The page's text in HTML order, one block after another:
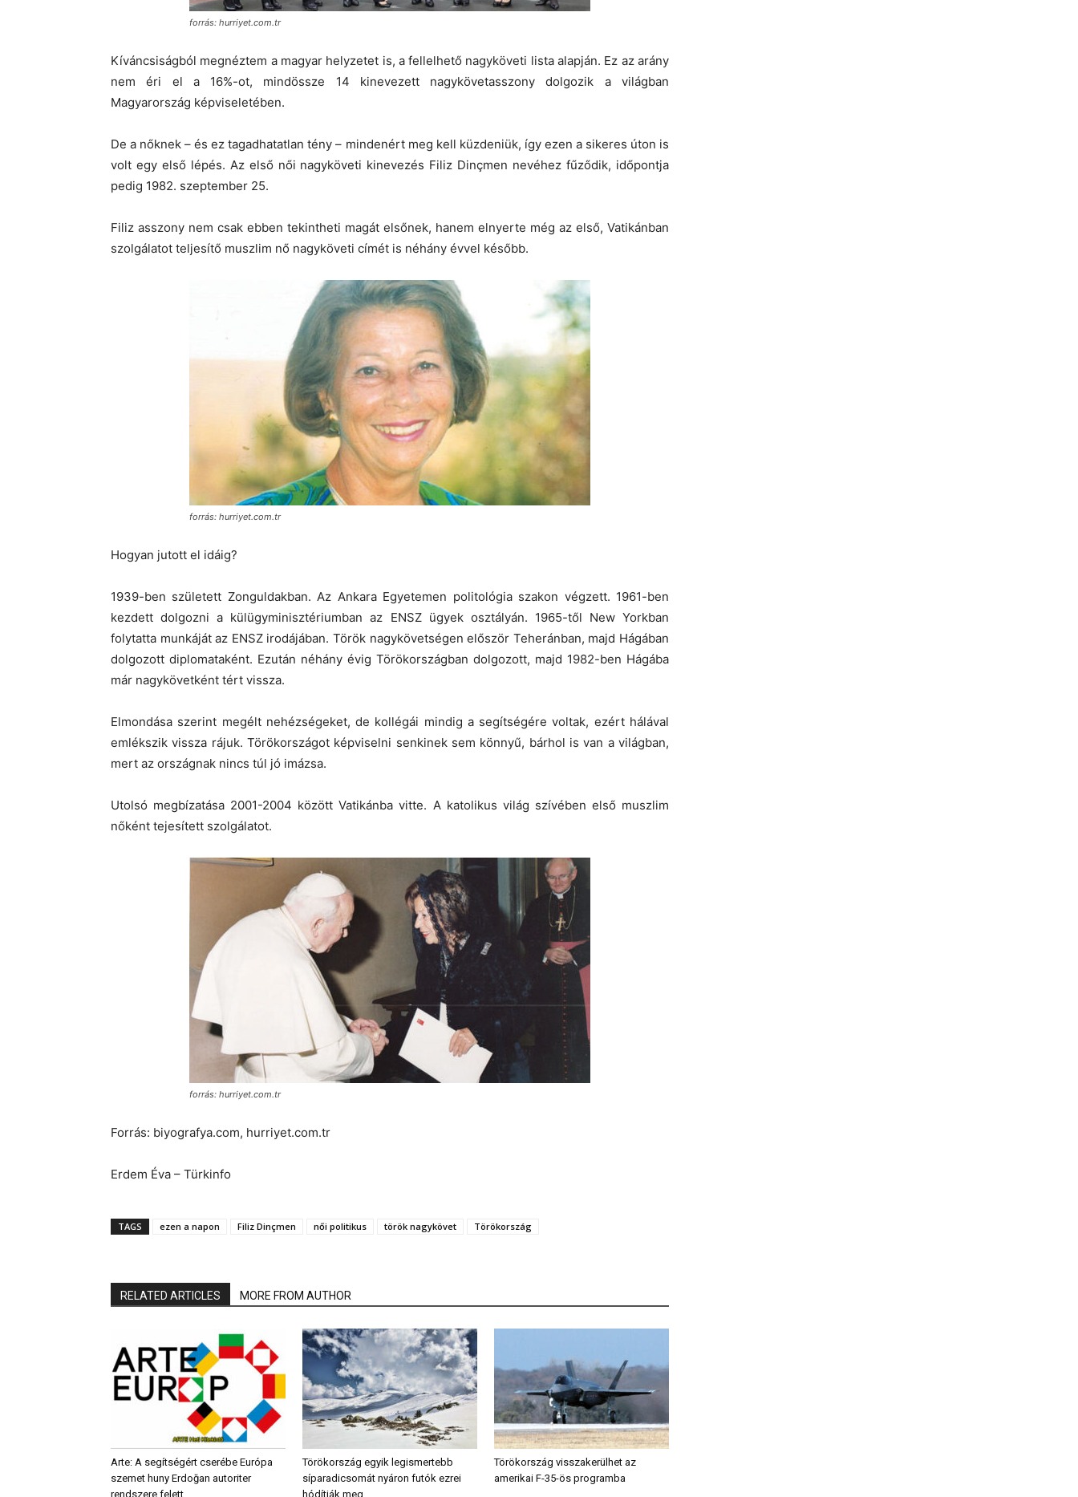
forrás: hurriyet.com.tr
Kíváncsiságból megnéztem a magyar helyzetet is, a fellelhető nagyköveti lista alapján. Ez az arány
nem éri el a 16%-ot, mindössze 14 kinevezett nagykövetasszony dolgozik a világban
Magyarország képviseletében.
De a nőknek – és ez tagadhatatlan tény – mindenért meg kell küzdeniük, így ezen a sikeres úton is
volt egy első lépés. Az első női nagyköveti kinevezés Filiz Dinçmen nevéhez fűződik, időpontja
pedig 1982. szeptember 25.
Filiz asszony nem csak ebben tekintheti magát elsőnek, hanem elnyerte még az első, Vatikánban
szolgálatot teljesítő muszlim nő nagyköveti címét is néhány évvel később.
forrás: hurriyet.com.tr
Hogyan jutott el idáig?
1939-ben született Zonguldakban. Az Ankara Egyetemen politológia szakon végzett. 1961-ben
kezdett dolgozni a külügyminisztériumban az ENSZ ügyek osztályán. 1965-től New Yorkban
folytatta munkáját az ENSZ irodájában. Török nagykövetségen először Teheránban, majd Hágában
dolgozott diplomataként. Ezután néhány évig Törökországban dolgozott, majd 1982-ben Hágába
már nagykövetként tért vissza.
Elmondása szerint megélt nehézségeket, de kollégái mindig a segítségére voltak, ezért hálával
emlékszik vissza rájuk. Törökországot képviselni senkinek sem könnyű, bárhol is van a világban,
mert az országnak nincs túl jó imázsa.
Utolsó megbízatása 2001-2004 között Vatikánba vitte. A katolikus világ szívében első muszlim
nőként tejesített szolgálatot.
forrás: hurriyet.com.tr
Forrás: biyografya.com, hurriyet.com.tr
Erdem Éva – Türkinfo
TAGS ezen a napon Filiz Dinçmen női politikus török nagykövet Törökország
RELATED ARTICLES MORE FROM AUTHOR
Arte: A segítségért cserébe Európa
szemet huny Erdoğan autoriter
rendszere felett
Törökország egyik legismertebb
síparadicsomát nyáron futók ezrei
hódítják meg
Törökország visszakerülhet az
amerikai F-35-ös programba